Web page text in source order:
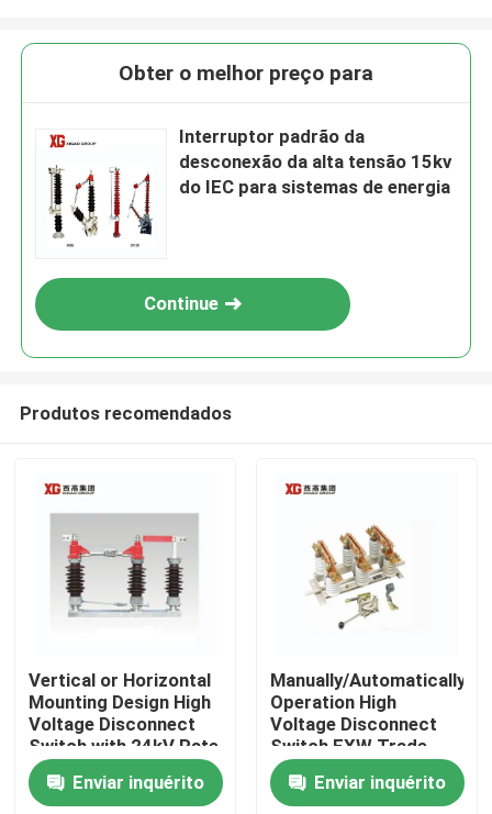
Casa
Produtos
Sobre nós
Obter o melhor preço para
Interruptor padrão da
desconexão da alta tensão 15kv
do IEC para sistemas de energia
Continue
Produtos recomendados
Vertical or Horizontal
Mounting Design High
Voltage Disconnect
Switch with 24kV Rate
Voltage
Enviar inquérito
Manually/Automatically
Operation High
Voltage Disconnect
Switch EXW Trade
Terms Product
Enviar inquérito